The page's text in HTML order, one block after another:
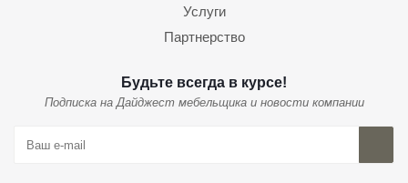
Услуги
Партнерство
Будьте всегда в курсе!
Подписка на Дайджест мебельщика и новости компании